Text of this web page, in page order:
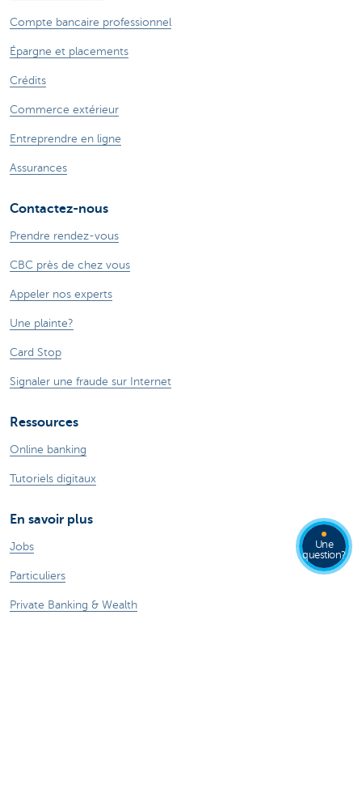
Compte bancaire professionnel
Épargne et placements
Crédits
Commerce extérieur
Entreprendre en ligne
Assurances
Contactez-nous
Prendre rendez-vous
CBC près de chez vous
Appeler nos experts
Une plainte?
Card Stop
Signaler une fraude sur Internet
Ressources
Online banking
Tutoriels digitaux
En savoir plus
Jobs
Particuliers
Private Banking & Wealth
Une
question?